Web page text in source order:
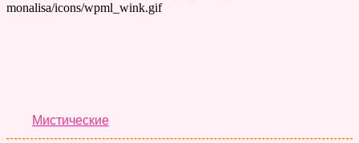
Мистические